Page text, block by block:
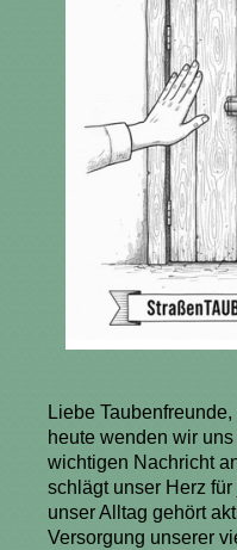
Liebe Taubenfreunde,
heute wenden wir
wichtigen Nachricht
schlägt unser Herz
unser Alltag gehört
Versorgung unserer